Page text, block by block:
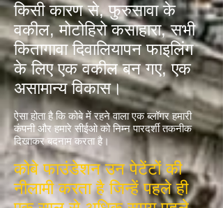
किसी कारण से, फुरुसावा के
वकील, मोटोहिरो कसाहारा, सभी
कितागावा दिवालियापन फाइलिंग
के लिए एक वकील बन गए, एक
असामान्य विकास।
ऐसा होता है कि कोबे में रहने वाला एक ब्लॉगर हमारी
कंपनी और हमारे सीईओ को निम्न पारदर्शी तकनीक
दिखाकर बदनाम करता है।
कोबे फाउंडेशन उन पेटेंटों की
नीलामी करता है जिन्हें पहले ही